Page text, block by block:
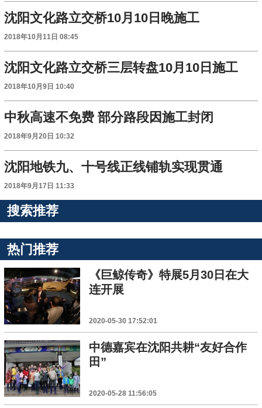
沈阳文化路立交桥10月10日晚施工
2018年10月11日 08:45
沈阳文化路立交桥三层转盘10月10日施工
2018年10月9日 10:40
中秋高速不免费 部分路段因施工封闭
2018年9月20日 10:32
沈阳地铁九、十号线正线铺轨实现贯通
2018年9月17日 11:33
搜索推荐
热门推荐
《巨鲸传奇》特展5月30日在大
连开展
2020-05-30 17:52:01
中德嘉宾在沈阳共耕“友好合作
田”
2020-05-28 11:56:05